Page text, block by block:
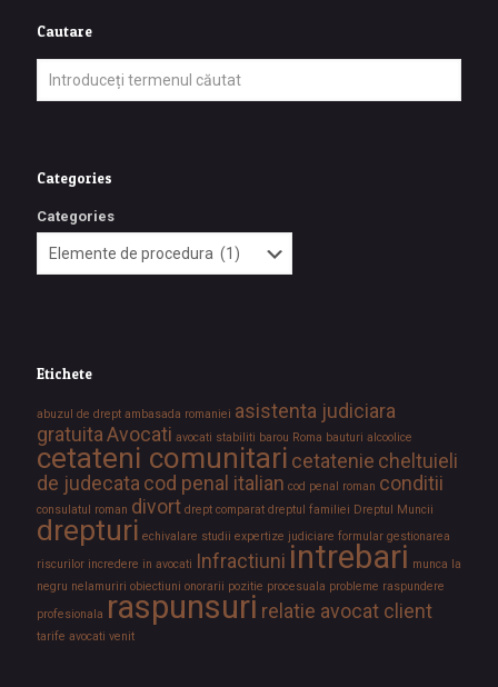
Cautare
Categories
Categories
Etichete
abuzul de drept ambasada romaniei asistenta judiciara
gratuita Avocati avocati stabiliti barou Roma bauturi alcoolice
cetateni comunitari cetatenie cheltuieli
de judecata cod penal italian cod penal roman conditii
consulatul roman divort drept comparat dreptul familiei Dreptul Muncii
drepturi echivalare studii expertize judiciare formular gestionarea
riscurilor incredere in avocati Infractiuni intrebari munca la
negru nelamuriri obiectiuni onorarii pozitie procesuala probleme raspundere
profesionala raspunsuri relatie avocat client
tarife avocati venit